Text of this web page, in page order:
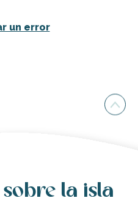
un error
la isla